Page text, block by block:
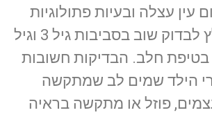
עין עצלה ובעיות פתולוגיות
ובהמשך מומלץ לבדוק שוב בסביבות גיל 3 וגיל
בטיפת חלב. הבדיקות חשובות
הילד שמים לב שמתקשה
פוזל או מתקשה בראיה